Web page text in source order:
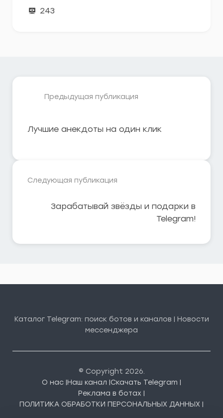
243
Предыдущая публикация
Лучшие анекдоты на один клик
Следующая публикация
Зарабатывай звёзды и подарки в
Telegram!
Каталог Telegram: поиск ботов и каналов | Новости
мессенджера
© Copyright 2026.
О нас |Наш канал |Скачать Telegram |
Реклама в ботах |
ПОЛИТИКА ОБРАБОТКИ ПЕРСОНАЛЬНЫХ ДАННЫХ |